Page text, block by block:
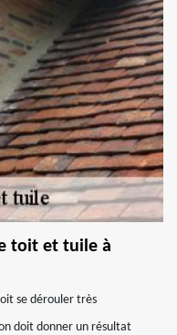
toit et tuile à
se dérouler très
doit donner un résultat